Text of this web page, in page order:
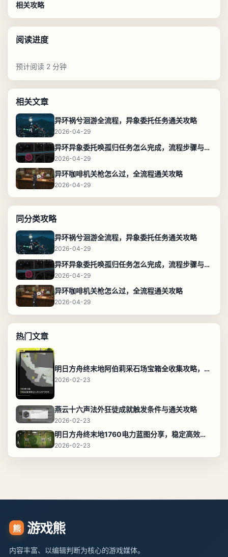
相关攻略
阅读进度
预计阅读 2 分钟
相关文章
异环祸兮洄游全流程，异象委托任务通关攻略
2026-04-29
异环异象委托唤孤归任务怎么完成，流程步骤与位置攻略
2026-04-29
异环咖啡机关枪怎么过，全流程通关攻略
2026-04-29
同分类攻略
异环祸兮洄游全流程，异象委托任务通关攻略
2026-04-29
异环异象委托唤孤归任务怎么完成，流程步骤与位置攻略
2026-04-29
异环咖啡机关枪怎么过，全流程通关攻略
2026-04-29
热门文章
明日方舟终末地阿伯莉采石场宝箱全收集攻略，全点位分布图与路线
2026-02-23
燕云十六声法外狂徒成就触发条件与通关攻略
2026-02-23
明日方舟终末地1760电力蓝图分享，稳定高效布局攻略
2026-02-23
熊 游戏熊
内容丰富、以编辑判断为核心的游戏媒体。